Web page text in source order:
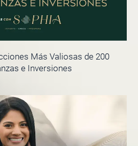
Más Valiosas de 200
e Inversiones